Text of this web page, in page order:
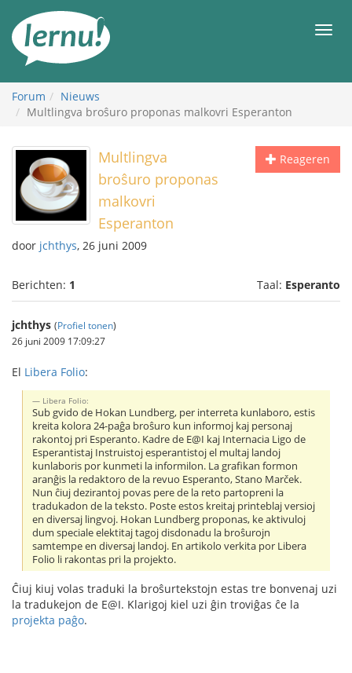
inhoud
Forum
Nieuws
Multlingva broŝuro proponas malkovri Esperanton
Reageren
Multlingva
broŝuro proponas
malkovri
Esperanton
door jchthys, 26 juni 2009
Berichten: 1 Taal: Esperanto
jchthys (Profiel tonen)
26 juni 2009 17:09:27
El Libera Folio:
Libera Folio:
Sub gvido de Hokan Lundberg, per interreta kunlaboro, estis
kreita kolora 24-paĝa broŝuro kun informoj kaj personaj
rakontoj pri Esperanto. Kadre de E@I kaj Internacia Ligo de
Esperantistaj Instruistoj esperantistoj el multaj landoj
kunlaboris por kunmeti la informilon. La grafikan formon
aranĝis la redaktoro de la revuo Esperanto, Stano Marček.
Nun ĉiuj dezirantoj povas pere de la reto partopreni la
tradukadon de la teksto. Poste estos kreitaj printeblaj versioj
en diversaj lingvoj. Hokan Lundberg proponas, ke aktivuloj
dum speciale elektitaj tagoj disdonadu la broŝurojn
samtempe en diversaj landoj. En artikolo verkita por Libera
Folio li rakontas pri la projekto.
Ĉiuj kiuj volas traduki la broŝurtekstojn estas tre bonvenaj uzi
la tradukejon de E@I. Klarigoj kiel uzi ĝin troviĝas ĉe la
projekta paĝo.